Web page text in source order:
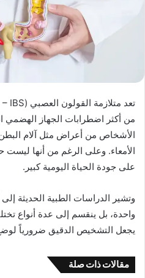
من أكثر اضطرابات الجهاز الهضمي
الأشخاص من أعراض مثل آلام
الأمعاء. وعلى الرغم من أنها ليست
على جودة الحياة اليومية كبير.
وتشير الدراسات الطبية الحديثة
واحدة، بل ينقسم إلى عدة أنواع
يجعل التشخيص الدقيق ضرورياً
مقالات ذات صلة